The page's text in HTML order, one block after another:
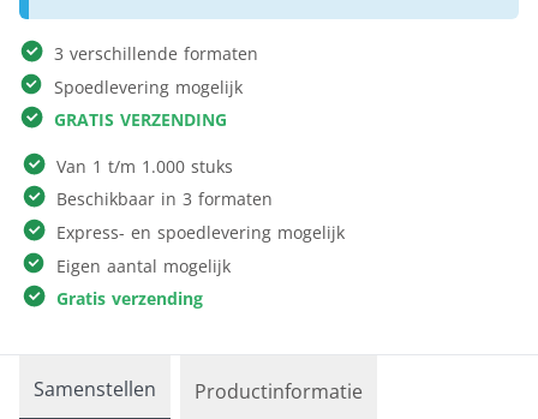
3 verschillende formaten
Spoedlevering mogelijk
GRATIS VERZENDING
Van 1 t/m 1.000 stuks
Beschikbaar in 3 formaten
Express- en spoedlevering mogelijk
Eigen aantal mogelijk
Gratis verzending
Samenstellen Productinformatie